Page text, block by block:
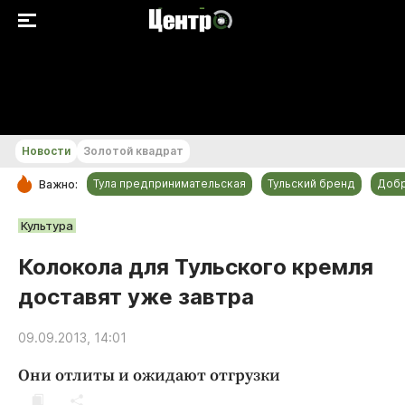
РУБРИКИ
Происшествия
Спорт
Тула предпринимательская
Новости Золотой квадрат
Важно: Тула предпринимательская Тульский бренд
Культура
Колокола для Тульского кремля
доставят уже завтра
09.09.2013, 14:01
Они отлиты и ожидают отгрузки